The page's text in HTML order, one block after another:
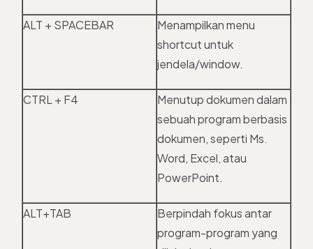
ALT + SPACEBAR
Menampilkan menu
shortcut untuk
jendela/window.
CTRL + F4
Menutup dokumen dalam
sebuah program berbasis
dokumen, seperti Ms.
Word, Excel, atau
PowerPoint.
ALT+TAB
Berpindah fokus antar
program-program yang